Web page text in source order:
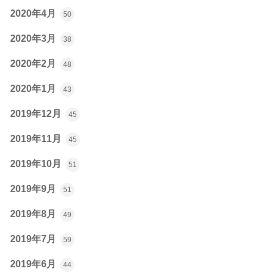
2020年4月 50
2020年3月 38
2020年2月 48
2020年1月 43
2019年12月 45
2019年11月 45
2019年10月 51
2019年9月 51
2019年8月 49
2019年7月 59
2019年6月 44